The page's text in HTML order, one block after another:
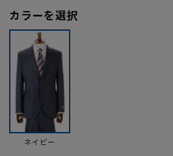
カラーを選択
ネイビー